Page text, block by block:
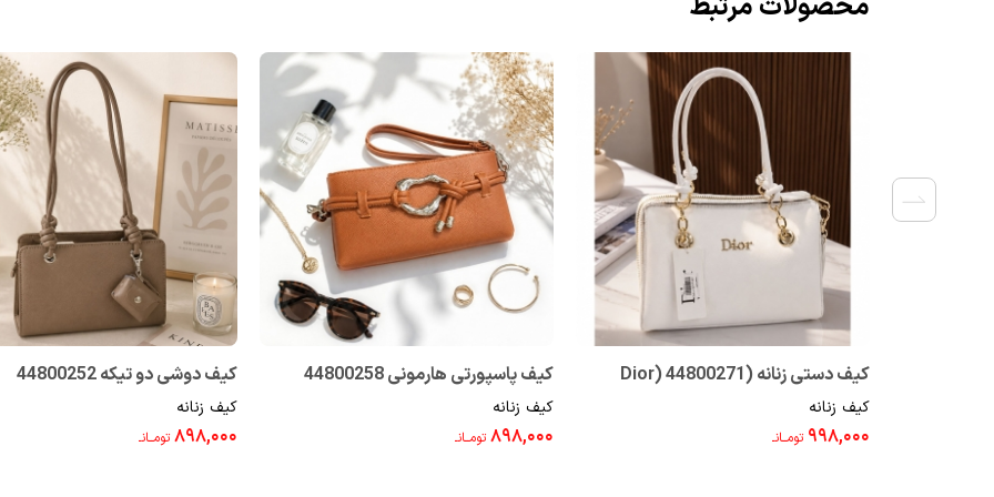
کیف دستی زنانه (Dior) 44800271
کیف زنانه
۹۹۸,۰۰۰ تومــانـ
کیف پاسپورتی هارمونی 44800258
کیف زنانه
۸۹۸,۰۰۰ تومــانـ
کیف دوشی دو تیکه 44800252
کیف زنانه
۸۹۸,۰۰۰ تومــانـ